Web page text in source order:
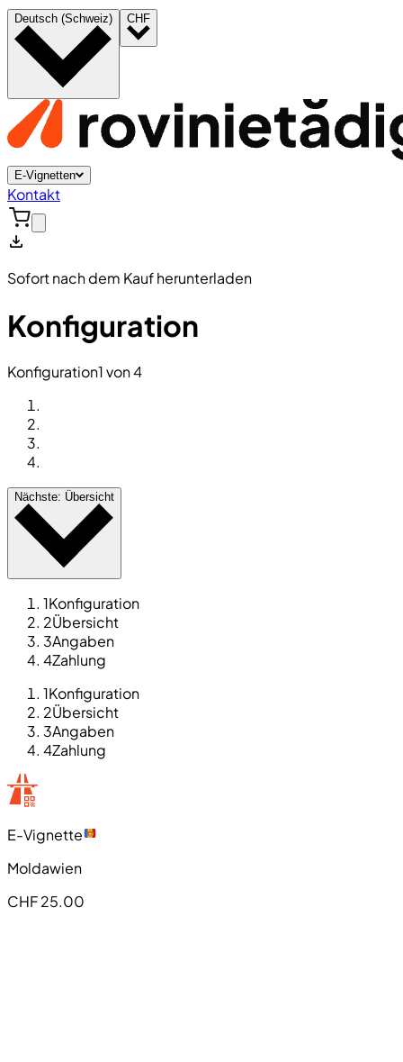
Deutsch (Schweiz) CHF
E-Vignetten
Kontakt
Sofort nach dem Kauf herunterladen
Konfiguration
Konfiguration1 von 4
Nächste: Übersicht
1Konfiguration
2Übersicht
3Angaben
4Zahlung
1Konfiguration
2Übersicht
3Angaben
4Zahlung
E-Vignette
Moldawien
CHF 25.00